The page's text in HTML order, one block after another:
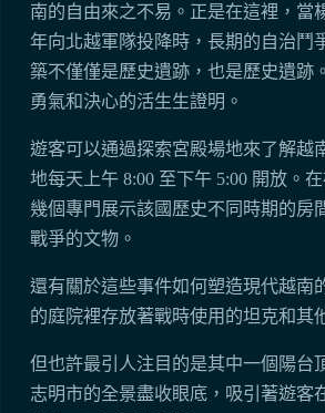
南的自由來之不易。正是在這裡，當
年向北越軍隊投降時，長期的自治鬥
築不僅僅是歷史遺跡，也是歷史遺跡
勇氣和決心的活生生證明。
遊客可以通過探索宮殿場地來了解越
地每天上午 8:00 至下午 5:00 開放。
幾個專門展示該國歷史不同時期的房
戰爭的文物。
還有關於這些事件如何塑造現代越南
的庭院裡存放著戰時使用的坦克和其
但也許最引人注目的是其中一個陽
志明市的全景盡收眼底，吸引著遊客